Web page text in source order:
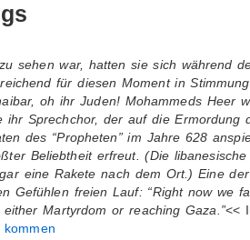
sehen war, hatten sie sich während
für diesen Moment in Stimmung
oh ihr Juden! Mohammeds Heer
ihr Sprechchor, der auf die Ermordung
des “Propheten” im Jahre 628
Beliebtheit erfreut. (Die libanesische
eine Rakete nach dem Ort.) Eine der
Gefühlen freien Lauf: “Right now we
Martyrdom or reaching Gaza.”<<